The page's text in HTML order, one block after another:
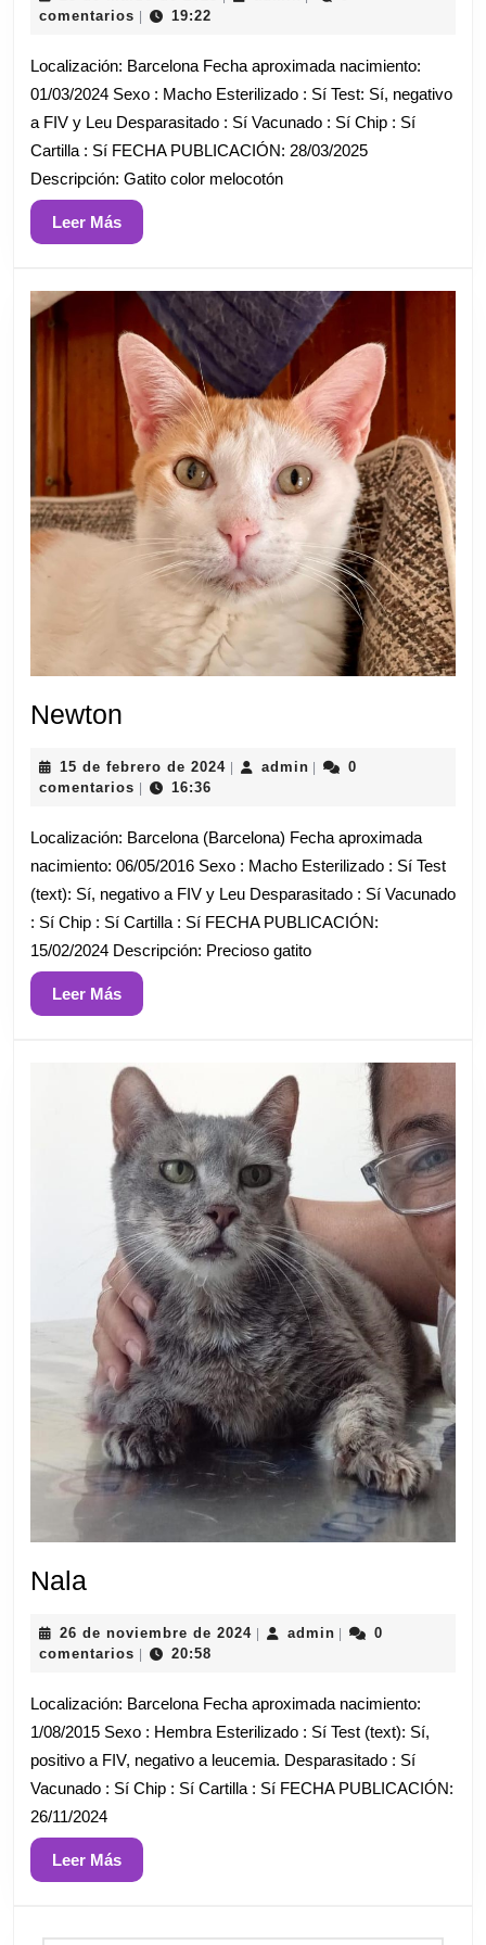
de
2025
comentarios
19:22
Localización: Barcelona Fecha aproximada nacimiento:
01/03/2024 Sexo : Macho Esterilizado : Sí Test: Sí, negativo
a FIV y Leu Desparasitado : Sí Vacunado : Sí Chip : Sí
Cartilla : Sí FECHA PUBLICACIÓN: 28/03/2025
Descripción: Gatito color melocotón
Leer MásLeer
Más
Newton
15 de febrero de 202415
2024
| adminadmin
|
0
comentarios | 16:36
Localización: Barcelona (Barcelona) Fecha aproximada
nacimiento: 06/05/2016 Sexo : Macho Esterilizado : Sí Test
(text): Sí, negativo a FIV y Leu Desparasitado : Sí Vacunado
: Sí Chip : Sí Cartilla : Sí FECHA PUBLICACIÓN:
15/02/2024 Descripción: Precioso gatito
Leer MásLeer
Más
Nala
26 de noviembre de 202426
2024
adminadmin
0
comentarios
20:58
Localización: Barcelona Fecha aproximada nacimiento:
1/08/2015 Sexo : Hembra Esterilizado : Sí Test (text): Sí,
positivo a FIV, negativo a leucemia. Desparasitado : Sí
Vacunado : Sí Chip : Sí Cartilla : Sí FECHA PUBLICACIÓN:
26/11/2024
Leer MásLeer
Más